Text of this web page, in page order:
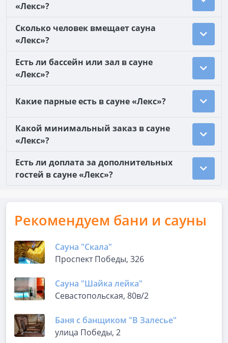
«Лекс»?
Сколько человек вмещает сауна
«Лекс»?
Есть ли бассейн или зал в сауне
«Лекс»?
Какие парные есть в сауне «Лекс»?
Какой минимальный заказ в сауне
«Лекс»?
Есть ли доплата за дополнительных
гостей в сауне «Лекс»?
Рекомендуем бани и сауны
Сауна "Скала"
Проспект Победы, 326
Сауна "Шайка лейка"
Севастопольская, 80в/2
Баня с банщиком "В Залесье"
улица Победы, 2